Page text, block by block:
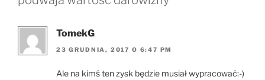
TomekG
23 GRUDNIA, 2017 O 6:47 PM
Ale na kimś ten zysk będzie musiał wypracować:-)